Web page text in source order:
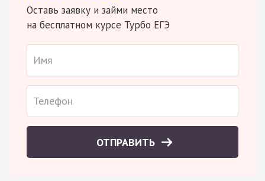
Оставь заявку и займи место
на бесплатном курсе Турбо ЕГЭ
ОТПРАВИТЬ